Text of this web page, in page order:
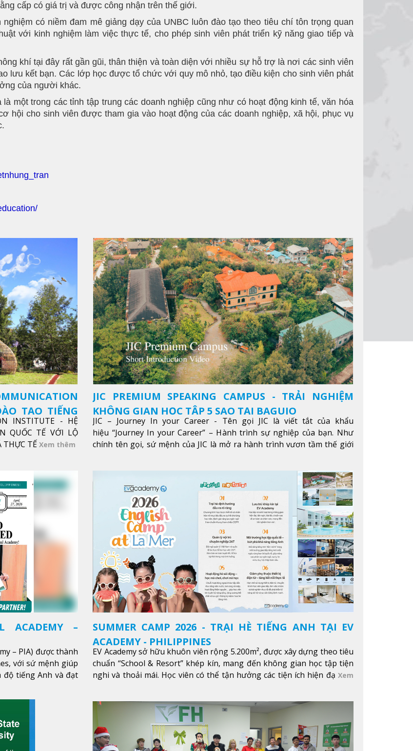
cấp có giá trị và được công nhận trên thế giới.
nghiệm có niềm đam mê giảng dạy của UNBC luôn đào tạo theo tiêu chí tôn trọng quan
với kinh nghiệm làm việc thực tế, cho phép sinh viên phát triển kỹ năng giao tiếp và
khí tại đây rất gần gũi, thân thiện và toàn diện với nhiều sự hỗ trợ là nơi các sinh viên
lưu kết bạn. Các lớp học được tổ chức với quy mô nhỏ, tạo điều kiện cho sinh viên phát
của người khác.
là một trong các tỉnh tập trung các doanh nghiệp cũng như có hoạt động kinh tế, văn hóa
hội cho sinh viên được tham gia vào hoạt động của các doanh nghiệp, xã hội, phục vụ
TẠO TIẾNG
INSTITUTE - HỆ
QUỐC TẾ VỚI LỘ
THỰC TẾ Xem thêm
JIC PREMIUM SPEAKING CAMPUS - TRẢI NGHIỆM
KHÔNG GIAN HỌC TẬP 5 SAO TẠI BAGUIO
JIC – Journey In your Career - Tên gọi JIC là viết tắt của khẩu
hiệu “Journey In your Career” – Hành trình sự nghiệp của bạn. Như
chính tên gọi, sứ mệnh của JIC là mở ra hành trình vươn tầm thế giới
ACADEMY –
– PIA) được thành
với sứ mệnh giúp
tiếng Anh và đạt
SUMMER CAMP 2026 - TRẠI HÈ TIẾNG ANH TẠI EV
ACADEMY - PHILIPPINES
EV Academy sở hữu khuôn viên rộng 5.200m², được xây dựng theo tiêu
chuẩn “School & Resort” khép kín, mang đến không gian học tập tiện
nghi và thoải mái. Học viên có thể tận hưởng các tiện ích hiện đạ Xem